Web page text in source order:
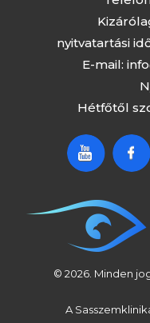
nyitvatartási
E-mail:
Hétfőtől
© 2026. Minden
A